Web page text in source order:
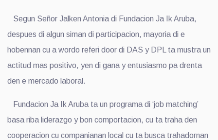
Segun Señor Jalken Antonia di Fundacion Ja Ik Aruba,
despues di algun siman di participacion, mayoria di e
hobennan cu a wordo referi door di DAS y DPL ta mustra un
actitud mas positivo, yen di gana y entusiasmo pa drenta
den e mercado laboral.
Fundacion Ja Ik Aruba ta un programa di ‘job matching’
basa riba liderazgo y bon comportacion, cu ta traha den
cooperacion cu companianan local cu ta busca trahadornan